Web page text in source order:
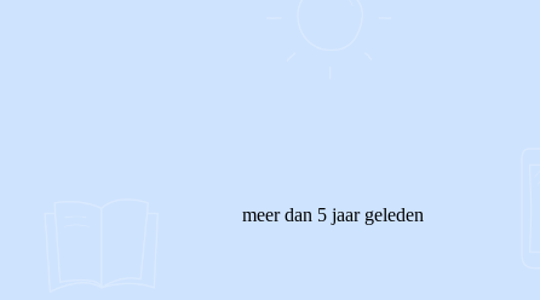
meer dan 5 jaar geleden